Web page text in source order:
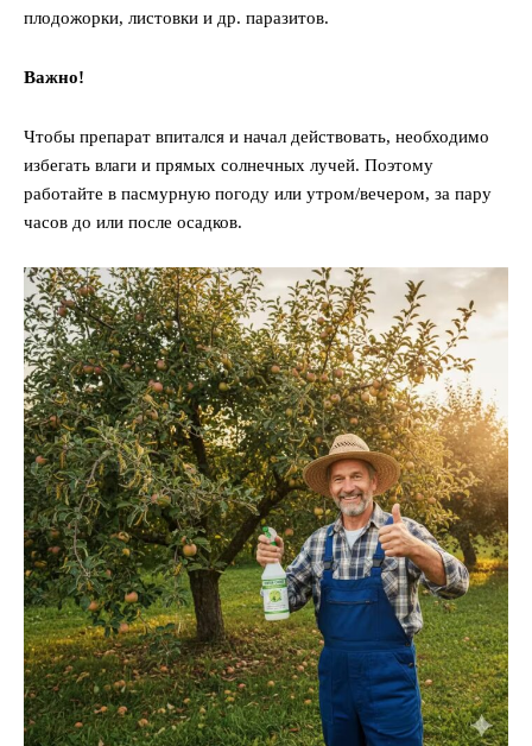
плодожорки, листовки и др. паразитов.
Важно!
Чтобы препарат впитался и начал действовать, необходимо
избегать влаги и прямых солнечных лучей. Поэтому
работайте в пасмурную погоду или утром/вечером, за пару
часов до или после осадков.